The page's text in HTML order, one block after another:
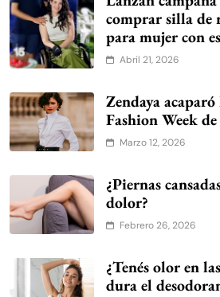
comprar silla de
para mujer con
Abril 21, 2026
Zendaya
Fashion Week
Marzo 12, 2026
¿Piernas
dolor?
Febrero 26, 2026
¿Tenés olor en
dura el